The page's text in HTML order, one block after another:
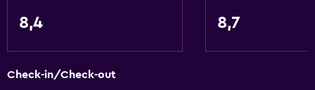
Unidad accesible para personas en silla de ruedas
8,4 8,7
Check-in/Check-out